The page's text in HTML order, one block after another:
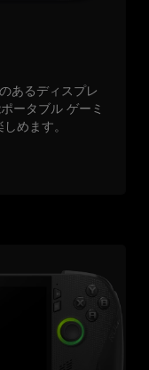
あるディスプレ
ータブル ゲーミ
めます。